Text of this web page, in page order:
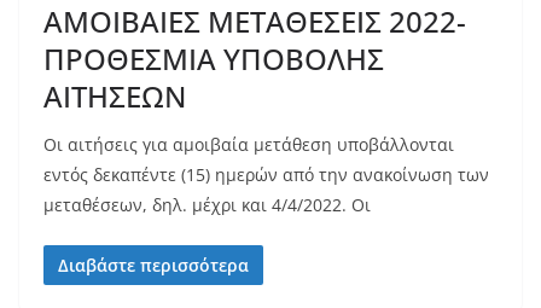
ΑΜΟΙΒΑΙΕΣ ΜΕΤΑΘΕΣΕΙΣ 2022-
ΠΡΟΘΕΣΜΙΑ ΥΠΟΒΟΛΗΣ
ΑΙΤΗΣΕΩΝ
Οι αιτήσεις για αμοιβαία μετάθεση υποβάλλονται
εντός δεκαπέντε (15) ημερών από την ανακοίνωση των
μεταθέσεων, δηλ. μέχρι και 4/4/2022. Οι
Διαβάστε περισσότερα